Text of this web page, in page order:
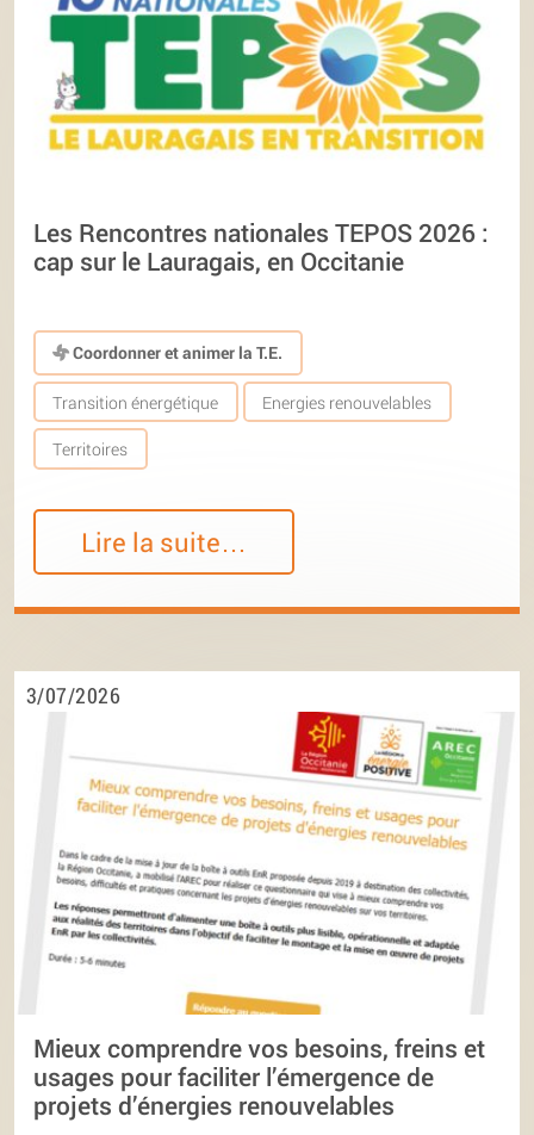
Les Rencontres nationales TEPOS 2026 :
cap sur le Lauragais, en Occitanie
Coordonner et animer la T.E.
Transition énergétique Energies renouvelables
Territoires
Lire la suite…
3/07/2026
Mieux comprendre vos besoins, freins et
usages pour faciliter l’émergence de
projets d’énergies renouvelables